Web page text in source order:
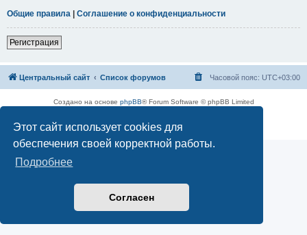
Этот сайт использует cookies для
обеспечения своей корректной работы.
Подробнее
Согласен
Общие правила | Соглашение о конфиденциальности
Регистрация
Центральный сайт Список форумов Часовой пояс: UTC+03:00
Создано на основе phpBB® Forum Software © phpBB Limited
Конфиденциальность|Правила